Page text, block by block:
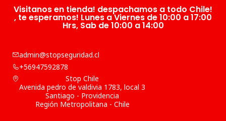
Visitanos en tienda! despachamos a todo Chile!
, te esperamos! Lunes a Viernes de 10:00 a 17:00
Hrs, Sab de 10:00 a 14:00
admin@stopseguridad.cl
+56947592878
Stop Chile
Avenida pedro de valdivia 1783, local 3
Santiago - Providencia
Región Metropolitana - Chile